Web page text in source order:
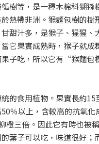
樹等，是一種木棉科猢猻
熱帶非洲。猴麵包樹的樹
甜汁多，是猴子、猩猩、
它果實成熟時，猴子就成
果子吃，所以它有“猴麵
的食用植物。果實長約15
％以上，含較高的抗氧化
橙三倍。因此它有時也被
葉子可以吃，味道很好；